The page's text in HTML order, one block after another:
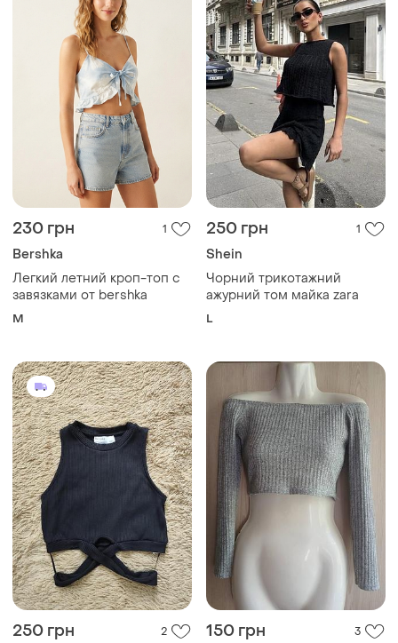
230 грн 1
Bershka
Легкий летний кроп-топ с
завязками от bershka
M
250 грн 1
Shein
Чорний трикотажний
ажурний том майка zara
L
250 грн 2 150 грн 3